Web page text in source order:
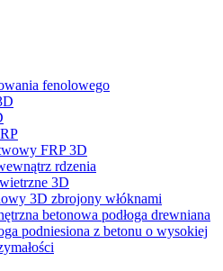
fenolowego
FRP 3D
rdzenia
3D
3D zbrojony włóknami
betonowa podłoga drewniana
podniesiona z betonu o wysokiej